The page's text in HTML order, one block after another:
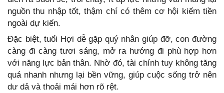
nguồn thu nhập tốt, thậm chí có thêm cơ hội kiếm tiền
ngoài dự kiến.
Đặc biệt, tuổi Hợi dễ gặp quý nhân giúp đỡ, con đường
càng đi càng tươi sáng, mở ra hướng đi phù hợp hơn
với năng lực bản thân. Nhờ đó, tài chính tuy không tăng
quá nhanh nhưng lại bền vững, giúp cuộc sống trở nên
dư dả và thoải mái hơn rõ rệt.